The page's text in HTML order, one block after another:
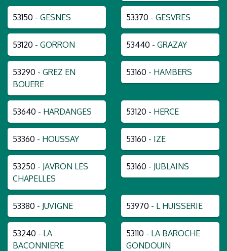
53150 - GESNES 53370 - GESVRES
53120 - GORRON 53440 - GRAZAY
53290 - GREZ EN
BOUERE
53160 - HAMBERS
53640 - HARDANGES 53120 - HERCE
53360 - HOUSSAY 53160 - IZE
53250 - JAVRON LES
CHAPELLES
53160 - JUBLAINS
53380 - JUVIGNE 53970 - L HUISSERIE
53240 - LA
BACONNIERE
53110 - LA BAROCHE
GONDOUIN